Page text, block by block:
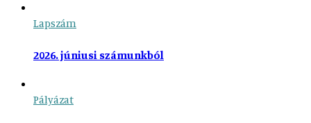
Lapszám
2026. júniusi számunkból
Pályázat